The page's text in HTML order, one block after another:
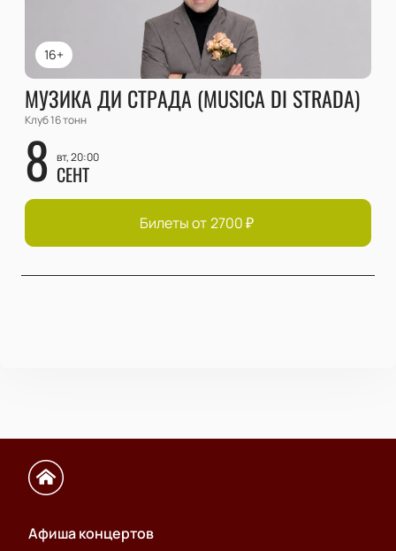
16+
МУЗИКА ДИ СТРАДА (MUSICA DI STRADA)
Клуб 16 тонн
8 вт, 20:00
СЕНТ
Билеты от 2700₽
Афиша концертов